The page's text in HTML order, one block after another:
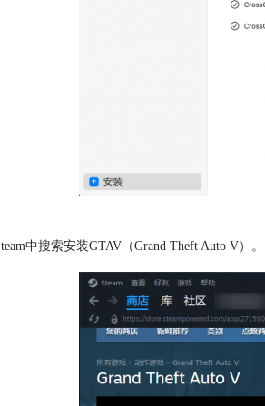
中搜索安装GTAV（Grand Theft Auto V）。